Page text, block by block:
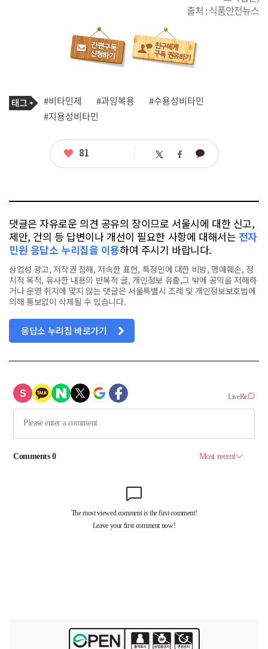
출처 : 식품안전뉴스
기
사
관
련
태
그
#비타민제 #과잉복용
#수용성비타민
#지용성비타민
좋
81 트 페 카
댓글은 자유로운 의견 공유의 장이므로 서울시에 대한 신고,
제안, 건의 등 답변이나 개선이 필요한 사항에 대해서는 전자
민원 응답소 누리집을 이용하여 주시기 바랍니다.
상업성 광고, 저작권 침해, 저속한 표현, 특정인에 대한 비방, 명예훼손, 정
치적 목적, 유사한 내용의 반복적 글, 개인정보 유출,그 밖에 공익을 저해하
거나 운영 취지에 맞지 않는 댓글은 서울특별시 조례 및 개인정보보호법에
의해 통보없이 삭제될 수 있습니다.
응답소 누리집 바로가기